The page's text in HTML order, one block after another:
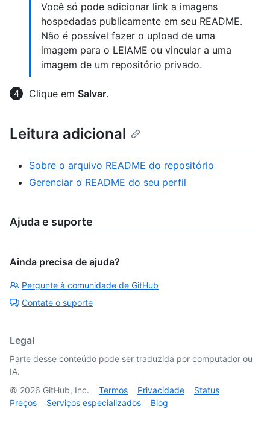
Você só pode adicionar link a imagens
hospedadas publicamente em seu README.
Não é possível fazer o upload de uma
imagem para o LEIAME ou vincular a uma
imagem de um repositório privado.
Clique em Salvar.
Leitura adicional
Sobre o arquivo README do repositório
Gerenciar o README do seu perfil
Ajuda e suporte
Ainda precisa de ajuda?
Pergunte à comunidade de GitHub
Contate o suporte
Legal
Parte desse conteúdo pode ser traduzida por computador ou
IA.
© 2026 GitHub, Inc. Termos Privacidade
Status
Preços
Serviços especializados Blog